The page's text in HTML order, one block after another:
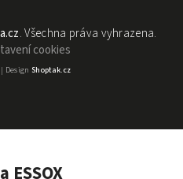
. Všechna práva vyhrazena.
cookies
Design Shoptak.cz